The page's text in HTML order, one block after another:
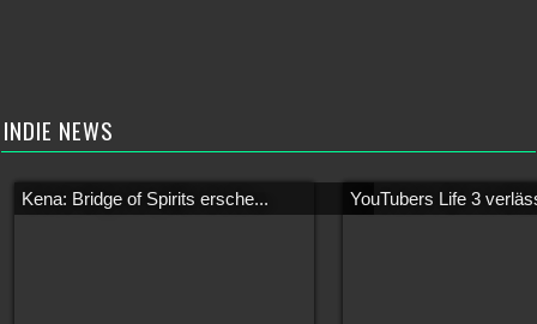
INDIE NEWS
Kena: Bridge of Spirits ersche... YouTubers Life 3